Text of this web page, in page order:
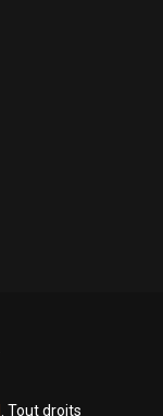
. Tout droits